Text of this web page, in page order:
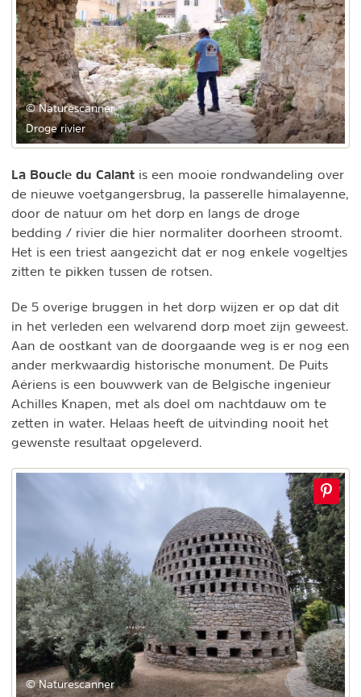
© Naturescanner
Droge rivier
La Boucle du Calant is een mooie rondwandeling over
de nieuwe voetgangersbrug, la passerelle himalayenne,
door de natuur om het dorp en langs de droge
bedding / rivier die hier normaliter doorheen stroomt.
Het is een triest aangezicht dat er nog enkele vogeltjes
zitten te pikken tussen de rotsen.
De 5 overige bruggen in het dorp wijzen er op dat dit
in het verleden een welvarend dorp moet zijn geweest.
Aan de oostkant van de doorgaande weg is er nog een
ander merkwaardig historische monument. De Puits
Aériens is een bouwwerk van de Belgische ingenieur
Achilles Knapen, met als doel om nachtdauw om te
zetten in water. Helaas heeft de uitvinding nooit het
gewenste resultaat opgeleverd.
© Naturescanner